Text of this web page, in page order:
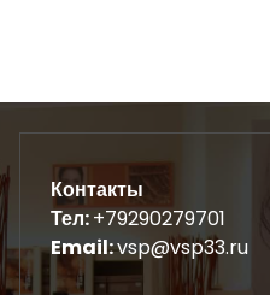
Контакты
Тел:+79290279701
Email:vsp@vsp33.ru